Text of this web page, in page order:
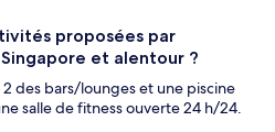
proposées par
et alentour ?
des bars/lounges et une piscine
salle de fitness ouverte 24 h/24.